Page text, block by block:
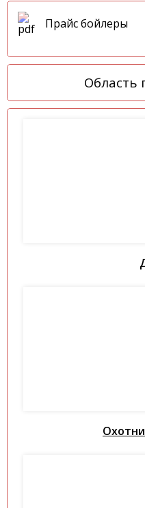
Прайс бойлеры
Область